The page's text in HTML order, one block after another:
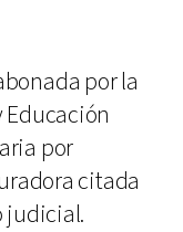
por la
por
citada
judicial.